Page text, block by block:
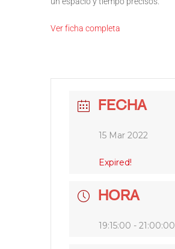
Ver ficha completa
FECHA
15 Mar 2022
Expired!
HORA
19:15:00 - 21:00:00